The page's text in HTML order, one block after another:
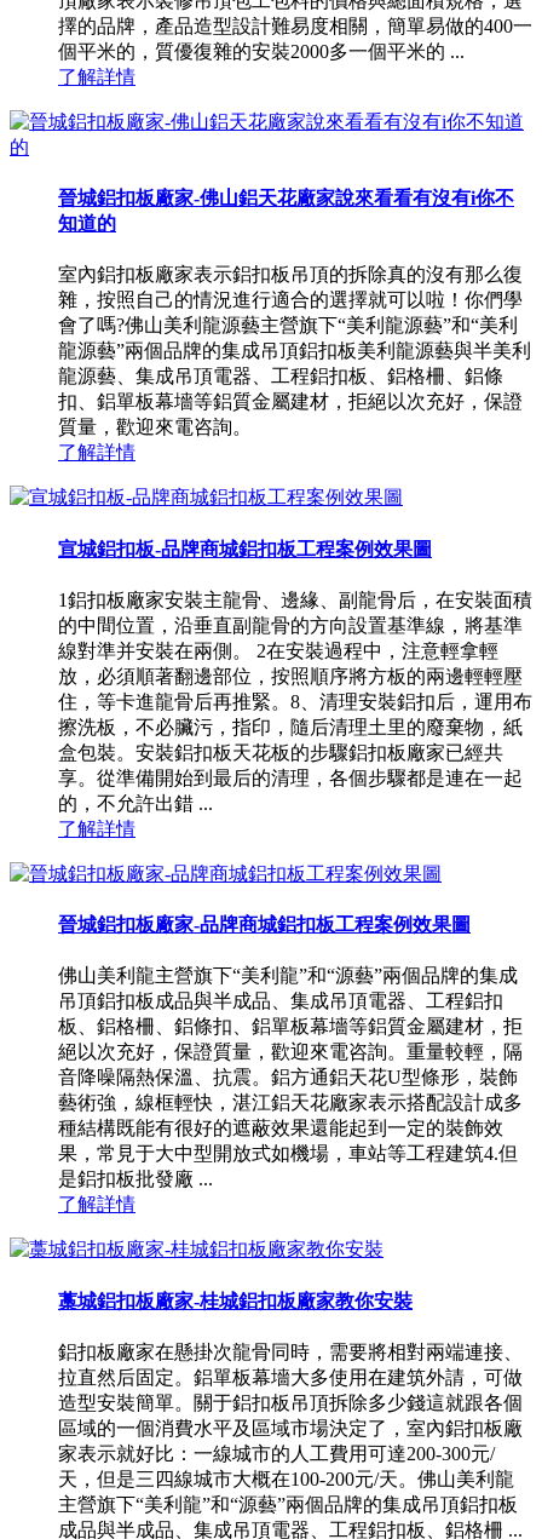
擇的品牌，產品造型設計難易度相關，簡單易做的400一
個平米的，質優復雜的安裝2000多一個平米的 ...
了解詳情
晉城鋁扣板廠家-佛山鋁天花廠家說來看看有沒有i你不
知道的
室內鋁扣板廠家表示鋁扣板吊頂的拆除真的沒有那么復
雜，按照自己的情況進行適合的選擇就可以啦！你們學
會了嗎?佛山美利龍源藝主營旗下“美利龍源藝”和“美利
龍源藝”兩個品牌的集成吊頂鋁扣板美利龍源藝與半美利
龍源藝、集成吊頂電器、工程鋁扣板、鋁格柵、鋁條
扣、鋁單板幕墻等鋁質金屬建材，拒絕以次充好，保證
質量，歡迎來電咨詢。
了解詳情
宣城鋁扣板-品牌商城鋁扣板工程案例效果圖
1鋁扣板廠家安裝主龍骨、邊緣、副龍骨后，在安裝面積
的中間位置，沿垂直副龍骨的方向設置基準線，將基準
線對準并安裝在兩側。 2在安裝過程中，注意輕拿輕
放，必須順著翻邊部位，按照順序將方板的兩邊輕輕壓
住，等卡進龍骨后再推緊。8、清理安裝鋁扣后，運用布
擦洗板，不必臟污，指印，隨后清理土里的廢棄物，紙
盒包裝。安裝鋁扣板天花板的步驟鋁扣板廠家已經共
享。從準備開始到最后的清理，各個步驟都是連在一起
的，不允許出錯 ...
了解詳情
晉城鋁扣板廠家-品牌商城鋁扣板工程案例效果圖
佛山美利龍主營旗下“美利龍”和“源藝”兩個品牌的集成
吊頂鋁扣板成品與半成品、集成吊頂電器、工程鋁扣
板、鋁格柵、鋁條扣、鋁單板幕墻等鋁質金屬建材，拒
絕以次充好，保證質量，歡迎來電咨詢。重量較輕，隔
音降噪隔熱保溫、抗震。鋁方通鋁天花U型條形，裝飾
藝術強，線框輕快，湛江鋁天花廠家表示搭配設計成多
種結構既能有很好的遮蔽效果還能起到一定的裝飾效
果，常見于大中型開放式如機場，車站等工程建筑4.但
是鋁扣板批發廠 ...
了解詳情
藁城鋁扣板廠家-桂城鋁扣板廠家教你安裝
鋁扣板廠家在懸掛次龍骨同時，需要將相對兩端連接、
拉直然后固定。鋁單板幕墻大多使用在建筑外請，可做
造型安裝簡單。關于鋁扣板吊頂拆除多少錢這就跟各個
區域的一個消費水平及區域市場決定了，室內鋁扣板廠
家表示就好比：一線城市的人工費用可達200-300元/
天，但是三四線城市大概在100-200元/天。佛山美利龍
主營旗下“美利龍”和“源藝”兩個品牌的集成吊頂鋁扣板
成品與半成品、集成吊頂電器、工程鋁扣板、鋁格柵 ...